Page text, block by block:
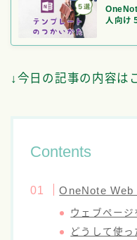
人向け
↓今日の記事の内容は
Contents
OneNote Web
ウェブペー
どうして使っ